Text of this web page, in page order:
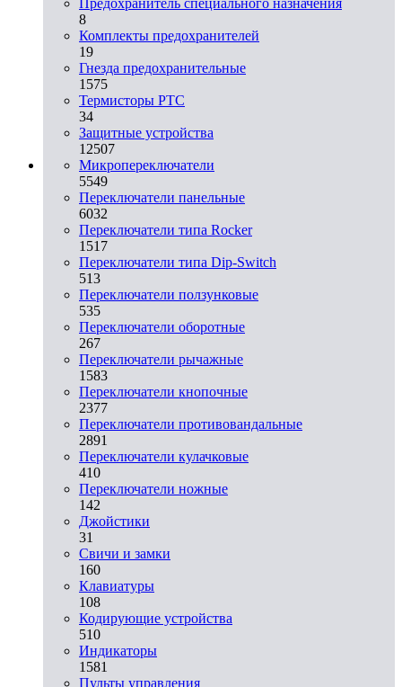
8
Комплекты предохранителей
19
Гнезда предохранительные
1575
Термисторы PTC
34
Защитные устройства
12507
Микропереключатели
5549
Переключатели панельные
6032
Переключатели типа Rocker
1517
Переключатели типа Dip-Switch
513
Переключатели ползунковые
535
Переключатели оборотные
267
Переключатели рычажные
1583
Переключатели кнопочные
2377
Переключатели противовандальные
2891
Переключатели кулачковые
410
Переключатели ножные
142
Джойстики
31
Свичи и замки
160
Клавиатуры
108
Кодирующие устройства
510
Индикаторы
1581
Пульты управления